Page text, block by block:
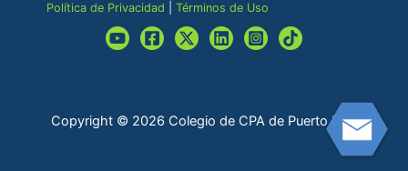
Política de Privacidad |Términos de Uso
Copyright © 2026 Colegio de CPA de Puerto Rico